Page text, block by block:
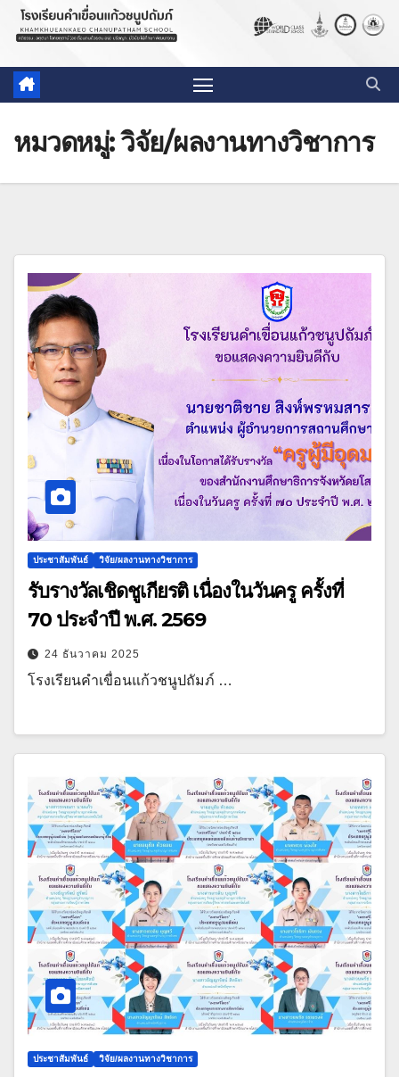
หมวดหมู่:วิจัย/ผลงานทางวิชาการ
ประชาสัมพันธ์ วิจัย/ผลงานทางวิชาการ
รับรางวัลเชิดชูเกียรติ เนื่องในวันครู ครั้งที่
70 ประจำปี พ.ศ. 2569
24 ธันวาคม 2025
โรงเรียนคำเขื่อนแก้วชนูปถัมภ์ …
ประชาสัมพันธ์ วิจัย/ผลงานทางวิชาการ